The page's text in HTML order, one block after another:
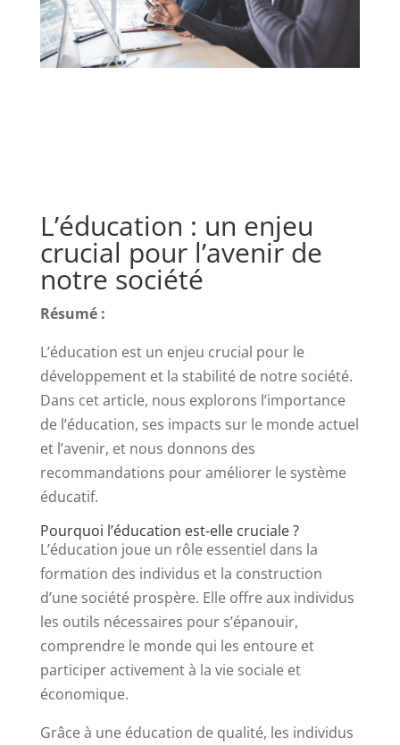
L’éducation : un enjeu
crucial pour l’avenir de
notre société
Résumé :
L’éducation est un enjeu crucial pour le
développement et la stabilité de notre société.
Dans cet article, nous explorons l’importance
de l’éducation, ses impacts sur le monde actuel
et l’avenir, et nous donnons des
recommandations pour améliorer le système
éducatif.
Pourquoi l’éducation est-elle cruciale ?
L’éducation joue un rôle essentiel dans la
formation des individus et la construction
d’une société prospère. Elle offre aux individus
les outils nécessaires pour s’épanouir,
comprendre le monde qui les entoure et
participer activement à la vie sociale et
économique.
Grâce à une éducation de qualité, les individus